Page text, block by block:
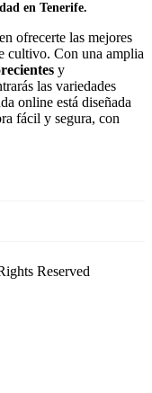
en Tenerife.
ofrecerte las mejores
cultivo. Con una amplia
y
las variedades
online está diseñada
fácil y segura, con
Reserved